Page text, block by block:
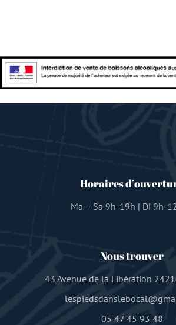
Horaires
Ma – Sa 9h-19h | Di 9h-
Nous trouver
43 Avenue de la Libération
05 47 45 93 48